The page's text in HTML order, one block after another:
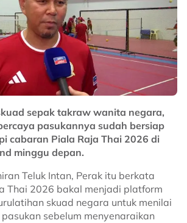
pasukan kali ini kami membawa
menjadikan peluang ini untuk
beraksi di pentas
sudah pasti mereka akan
terbaik di sana nanti."
sepak takraw wanita negara,
pasukannya sudah bersiap
cabaran Piala Raja Thai 2026 di
minggu depan.
Teluk Intan, Perak itu berkata
Thai 2026 bakal menjadi platform
skuad negara untuk menilai
sebelum menyenaraikan